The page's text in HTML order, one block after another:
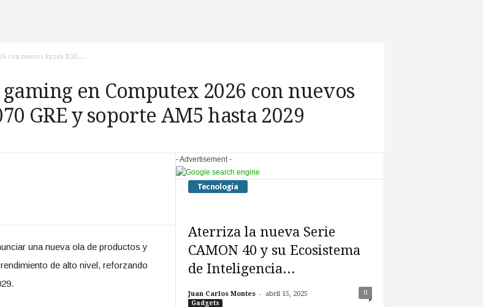
con nuevos Ryzen X3D,...
en Computex 2026 con nuevos
GRE y soporte AM5 hasta 2029
una nueva ola de productos y
de alto nivel, reforzando
- Advertisement -
Tecnología
Aterriza la nueva Serie
CAMON 40 y su Ecosistema
de Inteligencia...
Juan Carlos Montes - abril 15, 2025 0
Gadgets